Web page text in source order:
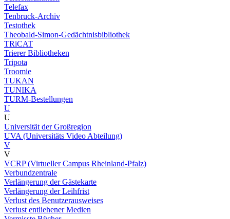
Telefax
Tenbruck-Archiv
Testothek
Theobald-Simon-Gedächtnisbibliothek
TRiCAT
Trierer Bibliotheken
Tripota
Troomie
TUKAN
TUNIKA
TURM-Bestellungen
U
U
Universität der Großregion
UVA (Universitäts Video Abteilung)
V
V
VCRP (Virtueller Campus Rheinland-Pfalz)
Verbundzentrale
Verlängerung der Gästekarte
Verlängerung der Leihfrist
Verlust des Benutzerausweises
Verlust entliehener Medien